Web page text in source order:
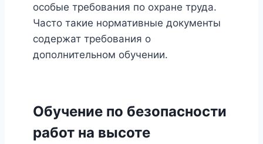
особые требования по охране труда.
Часто такие нормативные документы
содержат требования о
дополнительном обучении.
Обучение по безопасности
работ на высоте